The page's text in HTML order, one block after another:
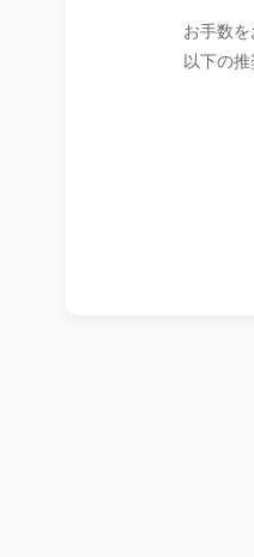
お手数
以下の